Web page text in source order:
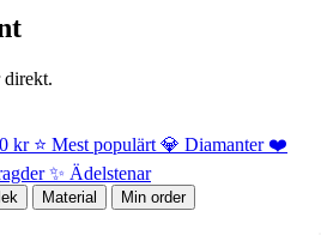
direkt.
kr ⭐ Mest populärt 💎 Diamanter ❤️
✨ Ädelstenar
Material Min order